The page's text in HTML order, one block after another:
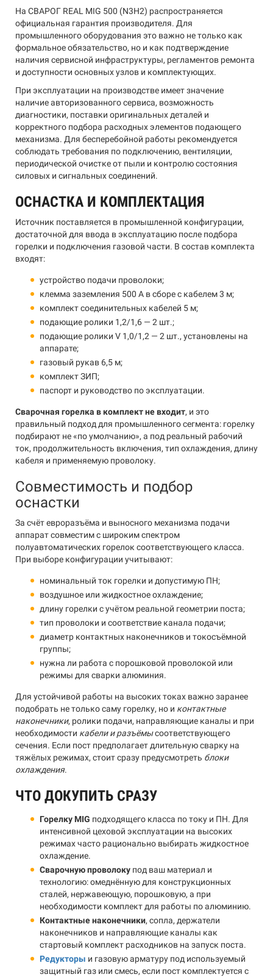
На СВАРОГ REAL MIG 500 (N3H2) распространяется
официальная гарантия производителя. Для
промышленного оборудования это важно не только как
формальное обязательство, но и как подтверждение
наличия сервисной инфраструктуры, регламентов ремонта
и доступности основных узлов и комплектующих.
При эксплуатации на производстве имеет значение
наличие авторизованного сервиса, возможность
диагностики, поставки оригинальных деталей и
корректного подбора расходных элементов подающего
механизма. Для бесперебойной работы рекомендуется
соблюдать требования по подключению, вентиляции,
периодической очистке от пыли и контролю состояния
силовых и сигнальных соединений.
ОСНАСТКА И КОМПЛЕКТАЦИЯ
Источник поставляется в промышленной конфигурации,
достаточной для ввода в эксплуатацию после подбора
горелки и подключения газовой части. В состав комплекта
входят:
устройство подачи проволоки;
клемма заземления 500 А в сборе с кабелем 3 м;
комплект соединительных кабелей 5 м;
подающие ролики 1,2/1,6 — 2 шт.;
подающие ролики V 1,0/1,2 — 2 шт., установлены на
аппарате;
газовый рукав 6,5 м;
комплект ЗИП;
паспорт и руководство по эксплуатации.
Сварочная горелка в комплект не входит, и это
правильный подход для промышленного сегмента: горелку
подбирают не «по умолчанию», а под реальный рабочий
ток, продолжительность включения, тип охлаждения, длину
кабеля и применяемую проволоку.
Совместимость и подбор
оснастки
За счёт евроразъёма и выносного механизма подачи
аппарат совместим с широким спектром
полуавтоматических горелок соответствующего класса.
При выборе конфигурации учитывают:
номинальный ток горелки и допустимую ПН;
воздушное или жидкостное охлаждение;
длину горелки с учётом реальной геометрии поста;
тип проволоки и соответствие канала подачи;
диаметр контактных наконечников и токосъёмной
группы;
нужна ли работа с порошковой проволокой или
режимы для сварки алюминия.
Для устойчивой работы на высоких токах важно заранее
подобрать не только саму горелку, но и контактные
наконечники, ролики подачи, направляющие каналы и при
необходимости кабели и разъёмысоответствующего
сечения. Если пост предполагает длительную сварку на
тяжёлых режимах, стоит сразу предусмотреть блоки
охлаждения.
ЧТО ДОКУПИТЬ СРАЗУ
Горелку MIG подходящего класса по току и ПН. Для
интенсивной цеховой эксплуатации на высоких
режимах часто рационально выбирать жидкостное
охлаждение.
Сварочную проволоку под ваш материал и
технологию: омеднённую для конструкционных
сталей, нержавеющую, порошковую, а при
необходимости комплект для работы по алюминию.
Контактные наконечники, сопла, держатели
наконечников и направляющие каналы как
стартовый комплект расходников на запуск поста.
Редукторы и газовую арматуру под используемый
защитный газ или смесь, если пост комплектуется с